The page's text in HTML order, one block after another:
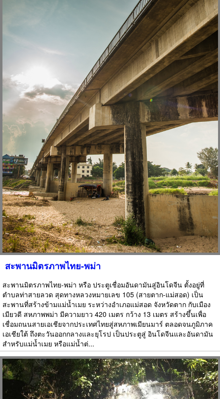
สะพานมิตรภาพไทย-พม่า
สะพานมิตรภาพไทย-พม่า หรือ ประตูเชื่อมอันดามันสู่อินโดจีน ตั้งอยู่ที่
ตำบลท่าสายลวด สุดทางหลวงหมายเลข 105 (สายตาก-แม่สอด) เป็น
สะพานที่สร้างข้ามแม่น้ำเมย ระหว่างอำเภอแม่สอด จังหวัดตาก กับเมือง
เมียวดี สหภาพพม่า มีความยาว 420 เมตร กว้าง 13 เมตร สร้างขึ้นเพื่อ
เชื่อมถนนสายเอเชียจากประเทศไทยสู่สหภาพเมียนมาร์ ตลอดจนภูมิภาค
เอเชียใต้ ถึงตะวันออกกลางและยุโรป เป็นประตูสู่ อินโดจีนและอันดามัน
สำหรับแม่น้ำเมย หรือแม่น้ำต่...